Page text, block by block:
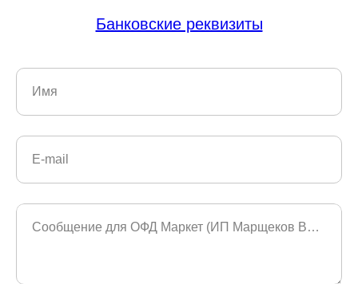
Банковские реквизиты
Имя
E-mail
Сообщение для ОФД Маркет (ИП Марщеков Владимир)